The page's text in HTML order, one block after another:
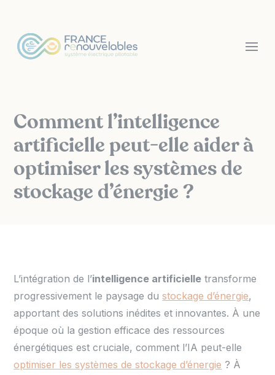
Comment l’intelligence
artificielle peut-elle aider à
optimiser les systèmes de
stockage d’énergie ?
L’intégration de l’intelligence artificielle transforme
progressivement le paysage dustockage d’énergie,
apportant des solutions inédites et innovantes. À une
époque où la gestion efficace des ressources
énergétiques est cruciale, comment l’IA peut-elle
optimiser les systèmes de stockage d’énergie ? À